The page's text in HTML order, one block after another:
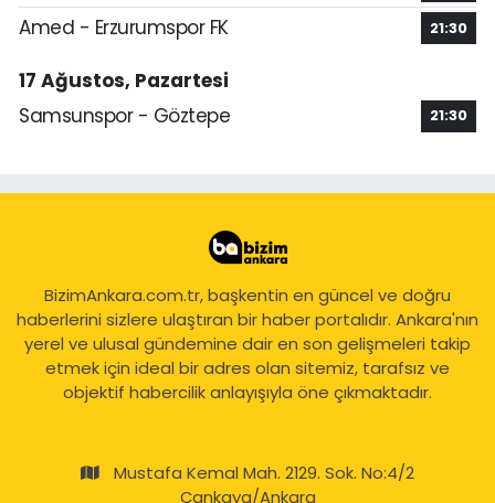
Amed - Erzurumspor FK 21:30
17 Ağustos, Pazartesi
Samsunspor - Göztepe
21:30
BizimAnkara.com.tr, başkentin en güncel ve doğru
haberlerini sizlere ulaştıran bir haber portalıdır. Ankara'nın
yerel ve ulusal gündemine dair en son gelişmeleri takip
etmek için ideal bir adres olan sitemiz, tarafsız ve
objektif habercilik anlayışıyla öne çıkmaktadır.
Mustafa Kemal Mah. 2129. Sok. No:4/2
Çankaya/Ankara